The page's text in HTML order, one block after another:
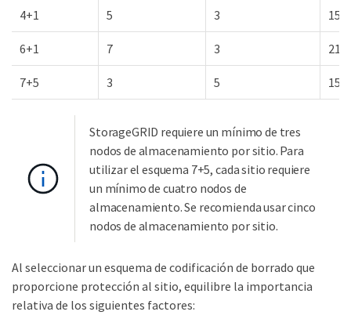
4+1 5 3 15
6+1 7 3 21
7+5 3 5 15
StorageGRID requiere un mínimo de tres
nodos de almacenamiento por sitio. Para
utilizar el esquema 7+5, cada sitio requiere
un mínimo de cuatro nodos de
almacenamiento. Se recomienda usar cinco
nodos de almacenamiento por sitio.
Al seleccionar un esquema de codificación de borrado que
proporcione protección al sitio, equilibre la importancia
relativa de los siguientes factores: